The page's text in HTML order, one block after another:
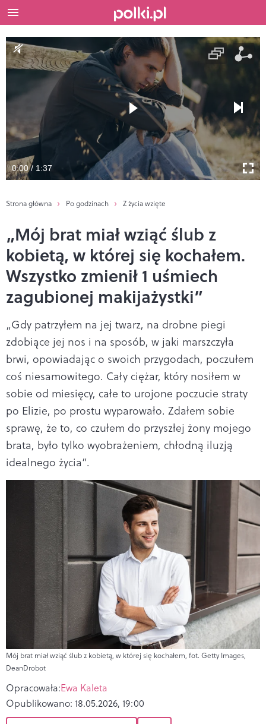
0:00 / 1:37
Strona główna Po godzinach Z życia wzięte
„Mój brat miał wziąć ślub z
kobietą, w której się kochałem.
Wszystko zmienił 1 uśmiech
zagubionej makijażystki”
„Gdy patrzyłem na jej twarz, na drobne piegi
zdobiące jej nos i na sposób, w jaki marszczyła
brwi, opowiadając o swoich przygodach, poczułem
coś niesamowitego. Cały ciężar, który nosiłem w
sobie od miesięcy, całe to urojone poczucie straty
po Elizie, po prostu wyparowało. Zdałem sobie
sprawę, że to, co czułem do przyszłej żony mojego
brata, było tylko wyobrażeniem, chłodną iluzją
idealnego życia”.
Mój brat miał wziąć ślub z kobietą, w której się kochałem, fot. Getty Images,
DeanDrobot
Opracowała:Ewa Kaleta
Opublikowano: 18.05.2026, 19:00